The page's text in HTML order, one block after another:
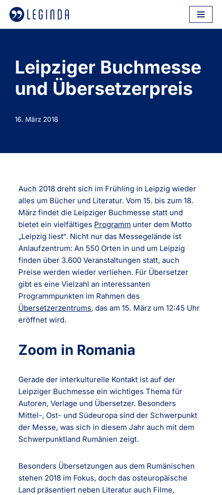
Zum
Leipziger Buchmesse
und Übersetzerpreis
16. März 2018
Auch 2018 dreht sich im Frühling in Leipzig wieder
alles um Bücher und Literatur. Vom 15. bis zum 18.
März findet die Leipziger Buchmesse statt und
bietet ein vielfältiges Programm unter dem Motto
„Leipzig liest“. Nicht nur das Messegelände ist
Anlaufzentrum: An 550 Orten in und um Leipzig
finden über 3.600 Veranstaltungen statt, auch
Preise werden wieder verliehen. Für Übersetzer
gibt es eine Vielzahl an interessanten
Programmpunkten im Rahmen des
Übersetzerzentrums, das am 15. März um 12:45 Uhr
eröffnet wird.
Zoom in Romania
Gerade der interkulturelle Kontakt ist auf der
Leipziger Buchmesse ein wichtiges Thema für
Autoren, Verlage und Übersetzer. Besonders
Mittel-, Ost- und Südeuropa sind der Schwerpunkt
der Messe, was sich in diesem Jahr auch mit dem
Schwerpunktland Rumänien zeigt.
Besonders Übersetzungen aus dem Rumänischen
stehen 2018 im Fokus, doch das osteuropäische
Land präsentiert neben Literatur auch Filme,